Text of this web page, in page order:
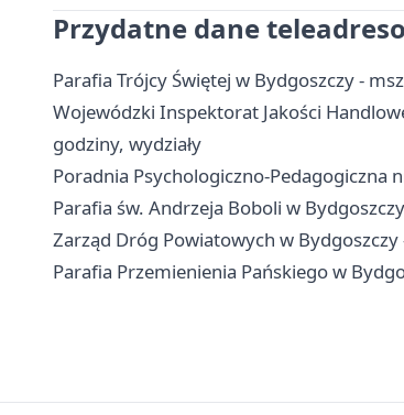
Przydatne dane
Parafia Trójcy Świętej w Bydgoszczy -
Wojewódzki Inspektorat Jakości
godziny, wydziały
Poradnia Psychologiczno-
Parafia św. Andrzeja Boboli w
Zarząd Dróg Powiatowych w
Parafia Przemienienia Pańskiego w